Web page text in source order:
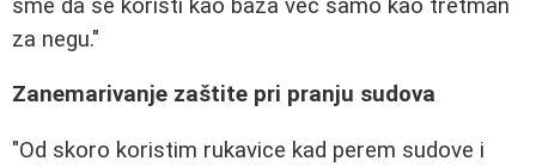
sme da se koristi kao baza već samo kao tretman
za negu."
Zanemarivanje zaštite pri pranju sudova
"Od skoro koristim rukavice kad perem sudove i